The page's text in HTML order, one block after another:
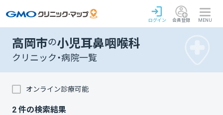
ログイン 会員登録 MENU
高岡市の小児耳鼻咽喉科
クリニック・病院一覧
オンライン診療可能
2 件の検索結果